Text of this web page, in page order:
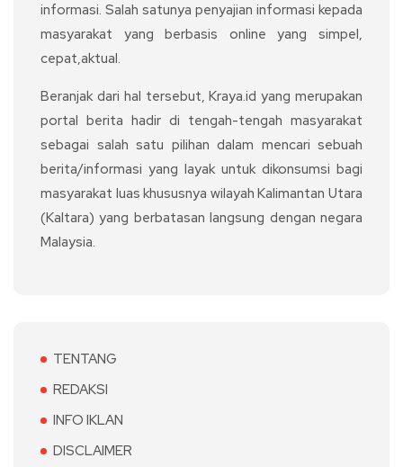
informasi. Salah satunya penyajian informasi kepada
masyarakat yang berbasis online yang simpel,
cepat,aktual.
Beranjak dari hal tersebut, Kraya.id yang merupakan
portal berita hadir di tengah-tengah masyarakat
sebagai salah satu pilihan dalam mencari sebuah
berita/informasi yang layak untuk dikonsumsi bagi
masyarakat luas khususnya wilayah Kalimantan Utara
(Kaltara) yang berbatasan langsung dengan negara
Malaysia.
TENTANG
REDAKSI
INFO IKLAN
DISCLAIMER